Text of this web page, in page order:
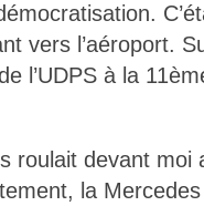
vers l’aéroport.
l’UDPS à la
roulait devant moi
la